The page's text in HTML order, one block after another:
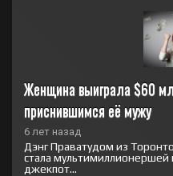
Женщина выиграла $60
приснившимся её мужу
6 лет назад
Дэнг Праватудом из
стала мультимиллионершей
джекпот...